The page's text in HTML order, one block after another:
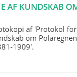
AF KUNDSKAB
af 'Protokol for
om
1909'.